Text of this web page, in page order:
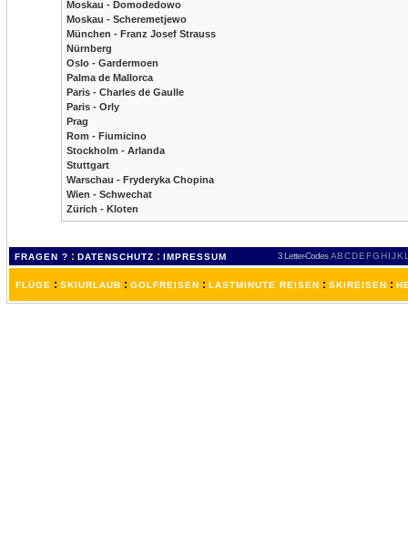
Moskau - Domodedowo
Moskau - Scheremetjewo
München - Franz Josef Strauss
Nürnberg
Oslo - Gardermoen
Palma de Mallorca
Paris - Charles de Gaulle
Paris - Orly
Prag
Rom - Fiumicino
Stockholm - Arlanda
Stuttgart
Warschau - Fryderyka Chopina
Wien - Schwechat
Zürich - Kloten
FRAGEN ? : DATENSCHUTZ : IMPRESSUM 3 Letter-Codes ABCDEFGH IJKL
FLÜGE : SKIURLAUB : GOLFREISEN : LASTMINUTE REISEN : SKIREISEN :